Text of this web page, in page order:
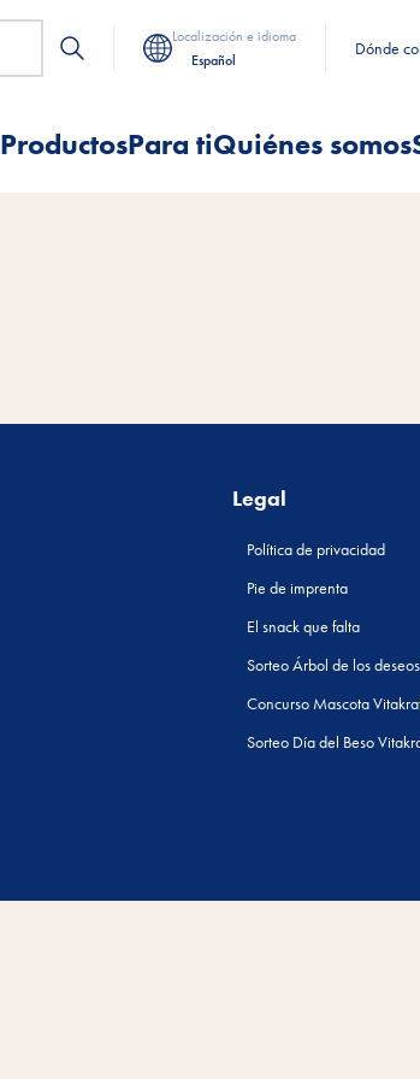
Localización e idioma
Español
Dónde
ProductosPara tiQuiénes somos
Legal
Política de privacidad
Pie de imprenta
El snack que falta
Sorteo Árbol de los deseos
Concurso Mascota
Sorteo Día del Beso